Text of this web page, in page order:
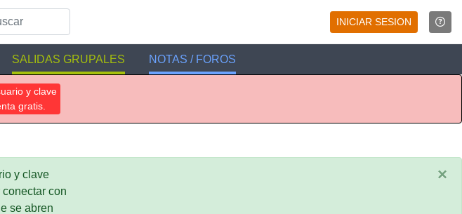
INICIAR SESION
SALIDAS GRUPALES NOTAS / FOROS
y clave
gratis.
y clave
con
se abren
×